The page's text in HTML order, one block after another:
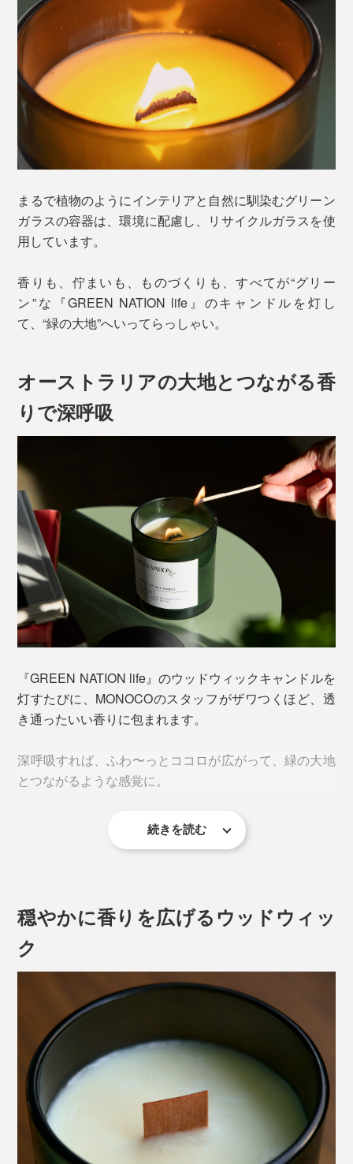
まるで植物のようにインテリアと自然に馴染むグリーン
ガラスの容器は、環境に配慮し、リサイクルガラスを使
用しています。
香りも、佇まいも、ものづくりも、すべてが“グリー
ン”な『GREEN NATION life』のキャンドルを灯し
て、“緑の大地”へいってらっしゃい。
オーストラリアの大地とつながる香
りで深呼吸
『GREEN NATION life』のウッドウィックキャンドルを
灯すたびに、MONOCOのスタッフがザワつくほど、透
き通ったいい香りに包まれます。
深呼吸すれば、ふわ〜っとココロが広がって、緑の大地
とつながるような感覚に。
まるで森林浴をしている時のように、五感が目覚める気
持ちよさ。
この自然を感じる心地いい香りは、オーストラリア産の
天然精油（ピュアエッセンシャルオイル）を贅沢にブレ
続きを読む
穏やかに香りを広げるウッドウィッ
ク